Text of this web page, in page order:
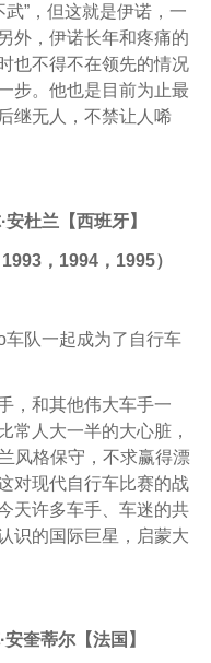
”，但这就是伊诺，一
外，伊诺长年和疼痛的
也不得不在领先的情况
步。他也是目前为止最
继无人，不禁让人唏
杜兰【西班牙】
，1994，1995）
队一起成为了自行车
，和其他伟大车手一
常人大一半的大心脏，
风格保守，不求赢得漂
对现代自行车比赛的战
天许多车手、车迷的共
识的国际巨星，启蒙大
奎蒂尔【法国】